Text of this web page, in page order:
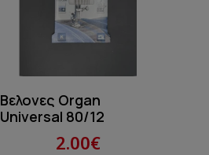
Βελονες Organ
Universal 80/12
2.00€